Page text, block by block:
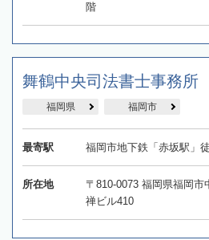
階
舞鶴中央司法書士事務所
福岡県 福岡市
最寄駅 福岡市地下鉄「赤坂駅」
所在地
〒810-0073 福岡県福岡
禅ビル410